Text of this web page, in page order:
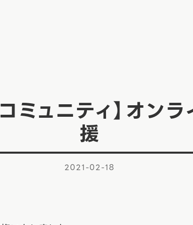
ミュニティ】オン
援
2021-02-18